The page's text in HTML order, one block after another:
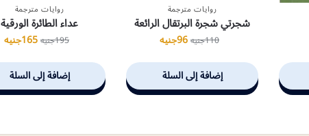
روايات مترجمة
شجرتي شجرة البرتقال الرائعة
110جنيه96جنيه
إضافة إلى السلة
روايات مترجمة
عداء الطائرة الورقية
195جنيه165جنيه
إضافة إلى السلة